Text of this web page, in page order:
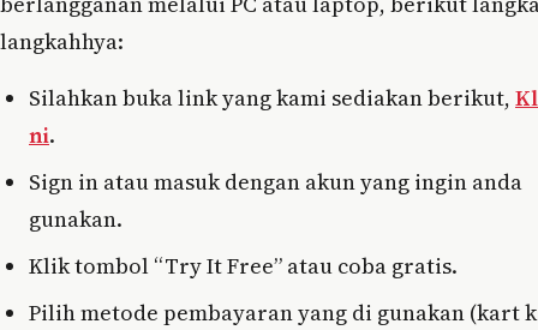
langkahhya:
Silahkan buka link yang kami sediakan berikut,
ni.
Sign in atau masuk dengan akun yang ingin anda
gunakan.
Klik tombol “Try It Free” atau coba gratis.
Pilih metode pembayaran yang di gunakan (kart